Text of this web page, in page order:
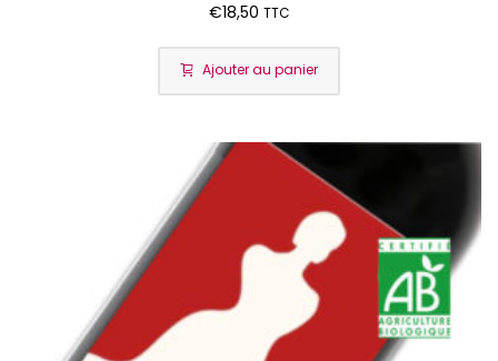
€18,50 TTC
Ajouter au panier